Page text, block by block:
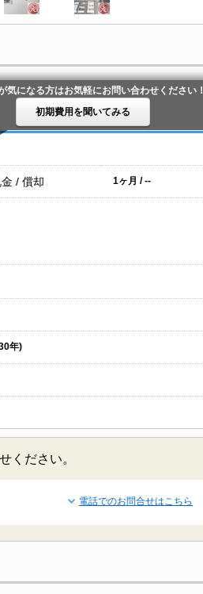
気になる方はお気軽にお問い合わせください！
初期費用を聞いてみる
/ 償却 1ヶ月 / --
年)
ください。
電話でのお問合せはこちら